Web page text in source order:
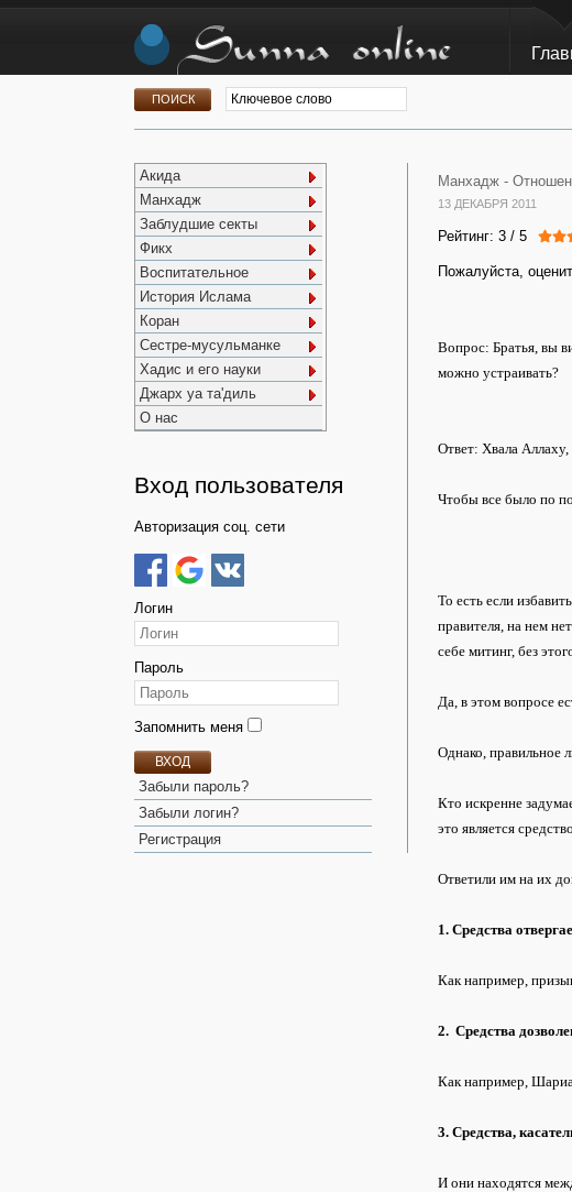
Акида
Манхадж
Заблудшие секты
Фикх
Воспитательное
История Ислама
Коран
Сестре-мусульманке
Хадис и его науки
Джарх уа та'диль
О нас
Вход пользователя
Авторизация соц. сети
Логин
Пароль
Запомнить меня
ВХОД
Забыли пароль?
Забыли логин?
Регистрация
Манхадж -
13 ДЕКАБРЯ 2011
Рейтинг: 3 / 5
Пожалуйста,
Вопрос: Братья, вы
можно устраивать?
Ответ: Хвала
Чтобы все было по
То есть если
правителя, на нем
себе митинг, без
Да, в этом вопросе
Однако, правильное
Кто искренне
это является
Ответили им на их
1. Средства
Как например,
2. Средства
Как например,
3. Средства,
И они находятся